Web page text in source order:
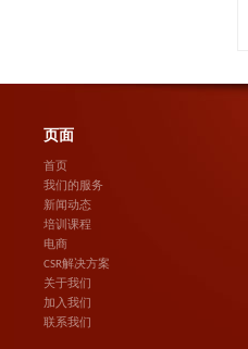
页面
首页
我们的服务
新闻动态
培训课程
电商
CSR解决方案
关于我们
加入我们
联系我们